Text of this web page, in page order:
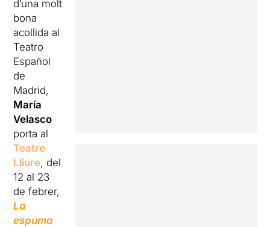
d’una molt
bona
acollida al
Teatro
Español
de
Madrid,
María
Velasco
porta al
Teatre
Lliure, del
12 al 23
de febrer,
La
espuma